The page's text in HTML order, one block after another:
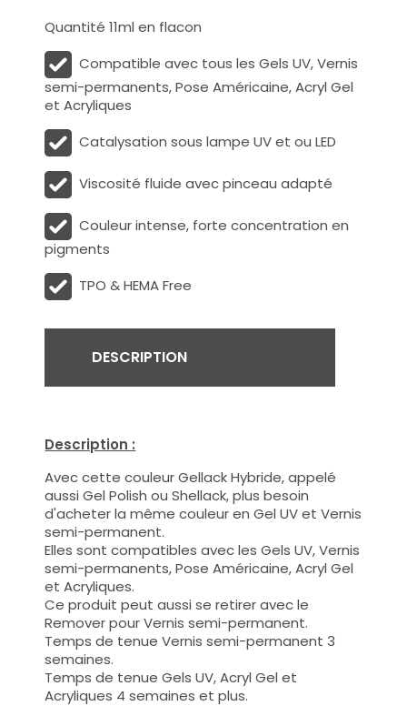
Quantité 11ml en flacon
Compatible avec tous les Gels UV, Vernis
semi-permanents, Pose Américaine, Acryl Gel
et Acryliques
Catalysation sous lampe UV et ou LED
Viscosité fluide avec pinceau adapté
Couleur intense, forte concentration en
pigments
TPO & HEMA Free
DESCRIPTION
Description :
Avec cette couleur Gellack Hybride, appelé
aussi Gel Polish ou Shellack, plus besoin
d'acheter la même couleur en Gel UV et Vernis
semi-permanent.
Elles sont compatibles avec les Gels UV, Vernis
semi-permanents, Pose Américaine, Acryl Gel
et Acryliques.
Ce produit peut aussi se retirer avec le
Remover pour Vernis semi-permanent.
Temps de tenue Vernis semi-permanent 3
semaines.
Temps de tenue Gels UV, Acryl Gel et
Acryliques 4 semaines et plus.